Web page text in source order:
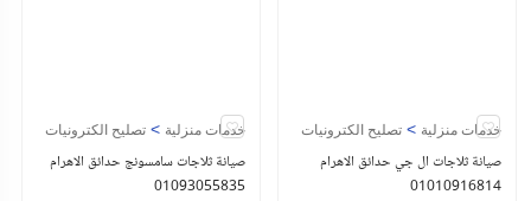
خدمات منزلية > تصليح الكترونيات
صيانة ثلاجات سامسونج حدائق الاهرام
01093055835
خدمات منزلية > تصليح الكترونيات
صيانة ثلاجات ال جي حدائق الاهرام
01010916814